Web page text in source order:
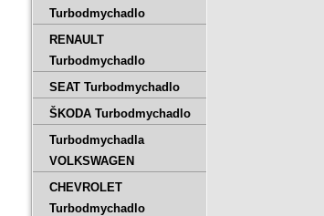
Turbodmychadlo
RENAULT
Turbodmychadlo
SEAT Turbodmychadlo
ŠKODA Turbodmychadlo
Turbodmychadla
VOLKSWAGEN
CHEVROLET
Turbodmychadlo